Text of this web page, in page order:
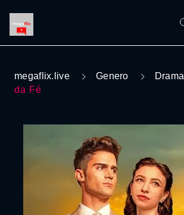
megaflix.live Genero Drama
da Fé